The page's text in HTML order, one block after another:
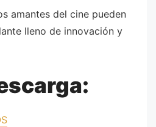
amantes del cine pueden
lleno de innovación y